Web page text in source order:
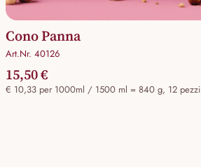
Cono Panna
Art.Nr. 40126
15,50 €
€ 10,33 per 1000ml / 1500 ml = 840 g, 12 pezzi